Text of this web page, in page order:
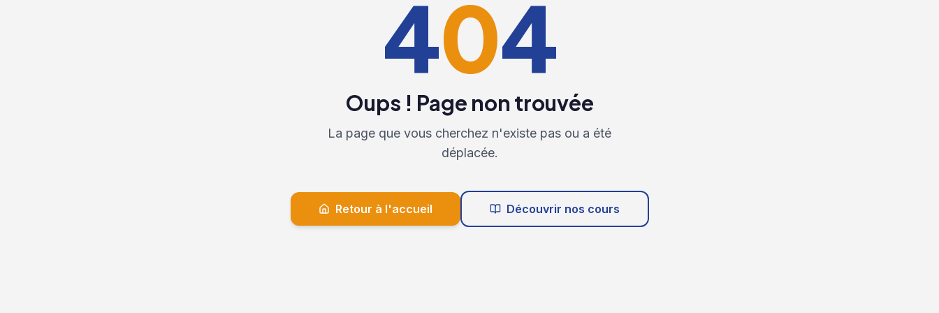
404
Oups ! Page non trouvée
La page que vous cherchez n'existe pas ou a été
déplacée.
Retour à l'accueil Découvrir nos cours